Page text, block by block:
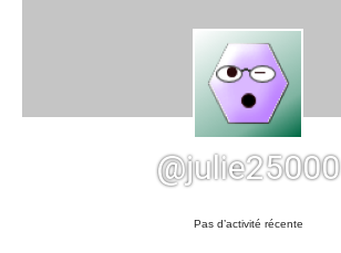
@julie25000
Pas d’activité récente